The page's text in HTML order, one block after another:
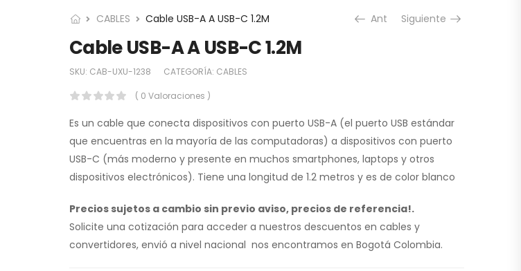
CABLES Cable USB-A A USB-C 1.2M Ant Siguiente
Cable USB-A A USB-C 1.2M
SKU: CAB-UXU-1238 CATEGORÍA: CABLES
( 0 Valoraciones )
Es un cable que conecta dispositivos con puerto USB-A (el puerto USB estándar
que encuentras en la mayoría de las computadoras) a dispositivos con puerto
USB-C (más moderno y presente en muchos smartphones, laptops y otros
dispositivos electrónicos). Tiene una longitud de 1.2 metros y es de color blanco
Precios sujetos a cambio sin previo aviso, precios de referencia!.
Solicite una cotización para acceder a nuestros descuentos en cables y
convertidores, envió a nivel nacional nos encontramos en Bogotá Colombia.